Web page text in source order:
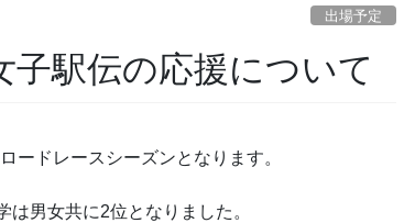
出場予定
子駅伝の応援について
ードレースシーズンとなります。
男女共に2位となりました。